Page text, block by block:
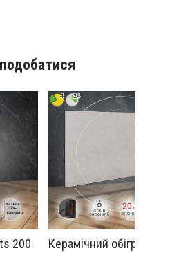
200
Керамічний обігрівач